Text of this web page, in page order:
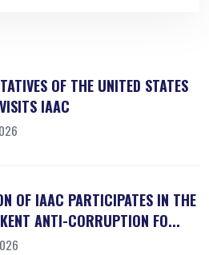
OF THE UNITED STATES
IAAC
OF IAAC PARTICIPATES IN THE
ANTI-CORRUPTION FO...